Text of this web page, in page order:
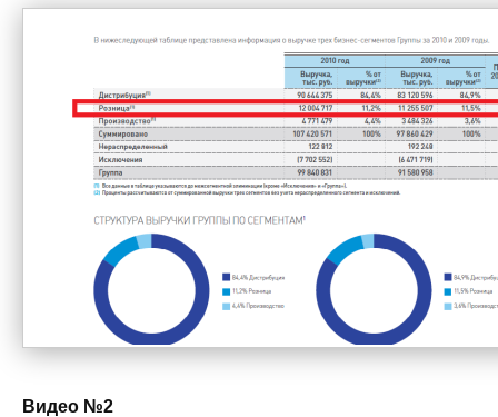
Видео №2